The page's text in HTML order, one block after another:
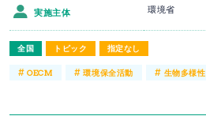
全国 トピック 指定なし
実施主体 環境省
#OECM #環境保全活動 # 生物多様性